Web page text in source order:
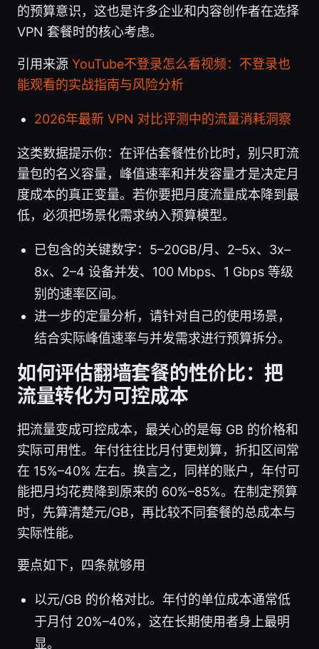
的预算意识，这也是许多企业和内容创作者在选择
VPN 套餐时的核心考虑。
引用来源 YouTube不登录怎么看视频：不登录也
能观看的实战指南与风险分析
2026年最新 VPN 对比评测中的流量消耗洞察
这类数据提示你：在评估套餐性价比时，别只盯流
量包的名义容量，峰值速率和并发容量才是决定月
度成本的真正变量。若你要把月度流量成本降到最
低，必须把场景化需求纳入预算模型。
已包含的关键数字：5–20GB/月、2–5x、3x–
8x、2–4 设备并发、100 Mbps、1 Gbps 等级
别的速率区间。
进一步的定量分析，请针对自己的使用场景，
结合实际峰值速率与并发需求进行预算拆分。
如何评估翻墙套餐的性价比：把
流量转化为可控成本
把流量变成可控成本，最关心的是每 GB 的价格和
实际可用性。年付往往比月付更划算，折扣区间常
在 15%–40% 左右。换言之，同样的账户，年付可
能把月均花费降到原来的 60%–85%。在制定预算
时，先算清楚元/GB，再比较不同套餐的总成本与
实际性能。
要点如下，四条就够用
以元/GB 的价格对比。年付的单位成本通常低
于月付 20%–40%，这在长期使用者身上最明
显。